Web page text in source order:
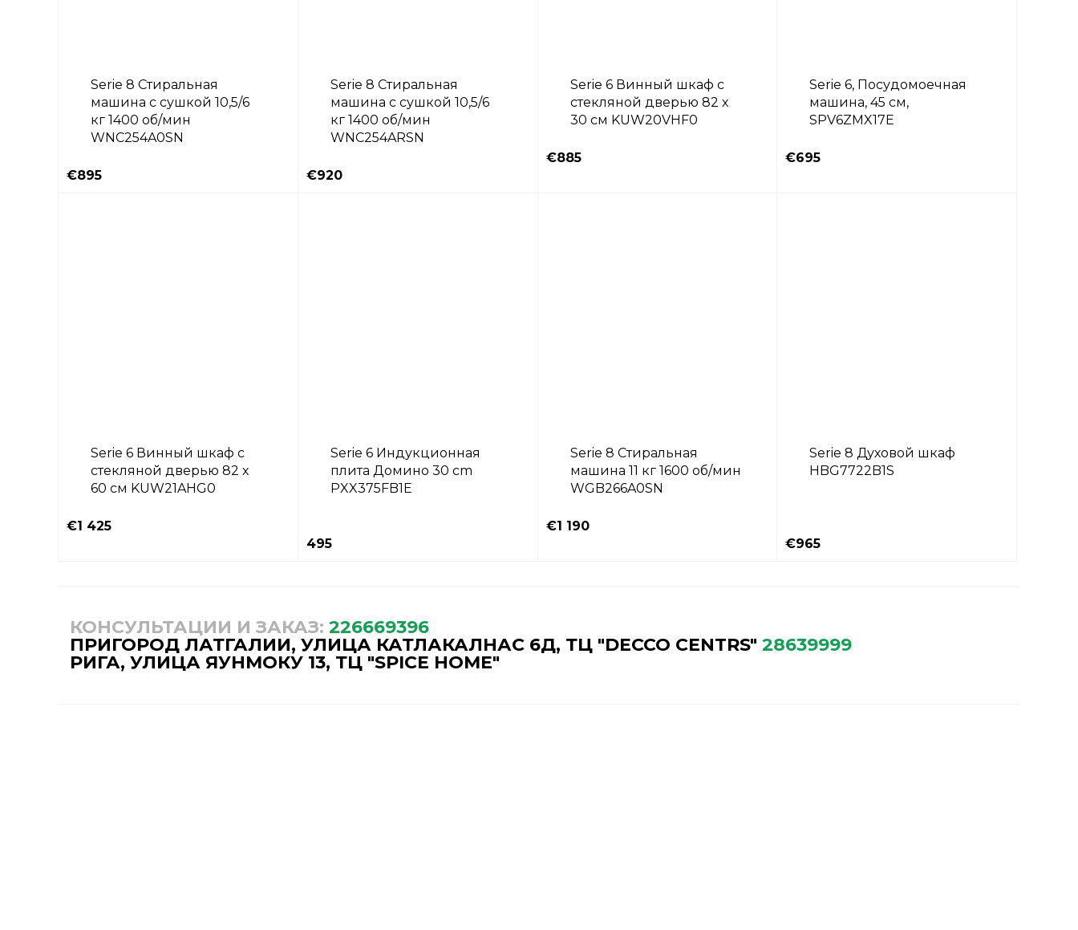
Serie 8 Стиральная
машина с сушкой 10,5/6
кг 1400 об/мин
WNC254A0SN
€895
Serie 8 Стиральная
машина c сушкой 10,5/6
кг 1400 об/мин
WNC254ARSN
€920
Serie 6 Винный шкаф с
стекляной дверью 82 х
30 см KUW20VHF0
€885
Serie 6, Посудомоечная
машина, 45 см,
SPV6ZMX17E
€695
Serie 6 Винный шкаф с
стекляной дверью 82 х
60 см KUW21AHG0
€1 425
Serie 6 Индукционная
плита Домино 30 cm
PXX375FB1E
495
Serie 8 Стиральная
машина 11 кг 1600 об/мин
WGB266A0SN
€1 190
Serie 8 Духовой шкаф
HBG7722B1S
€965
КОНСУЛЬТАЦИИ И ЗАКАЗ: 226669396
ПРИГОРОД ЛАТГАЛИИ, УЛИЦА КАТЛАКАЛНАС 6Д, ТЦ "DECCO CENTRS" 28639999
РИГА, УЛИЦА ЯУНМОКУ 13, ТЦ "SPICE HOME"